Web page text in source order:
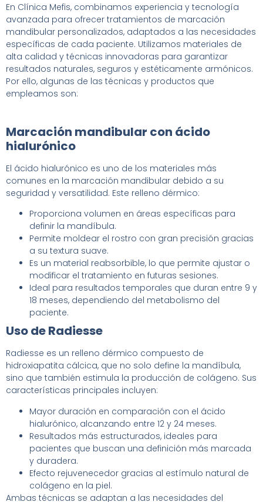
En Clínica Mefis, combinamos experiencia y tecnología
avanzada para ofrecer tratamientos de marcación
mandibular personalizados, adaptados a las necesidades
específicas de cada paciente. Utilizamos materiales de
alta calidad y técnicas innovadoras para garantizar
resultados naturales, seguros y estéticamente armónicos.
Por ello, algunas de las técnicas y productos que
empleamos son:
Marcación mandibular con ácido
hialurónico
El ácido hialurónico es uno de los materiales más
comunes en la marcación mandibular debido a su
seguridad y versatilidad. Este relleno dérmico:
Proporciona volumen en áreas específicas para
definir la mandíbula.
Permite moldear el rostro con gran precisión gracias
a su textura suave.
Es un material reabsorbible, lo que permite ajustar o
modificar el tratamiento en futuras sesiones.
Ideal para resultados temporales que duran entre 9 y
18 meses, dependiendo del metabolismo del
paciente.
Uso de Radiesse
Radiesse es un relleno dérmico compuesto de
hidroxiapatita cálcica, que no solo define la mandíbula,
sino que también estimula la producción de colágeno. Sus
características principales incluyen:
Mayor duración en comparación con el ácido
hialurónico, alcanzando entre 12 y 24 meses.
Resultados más estructurados, ideales para
pacientes que buscan una definición más marcada
y duradera.
Efecto rejuvenecedor gracias al estímulo natural de
colágeno en la piel.
Ambas técnicas se adaptan a las necesidades del